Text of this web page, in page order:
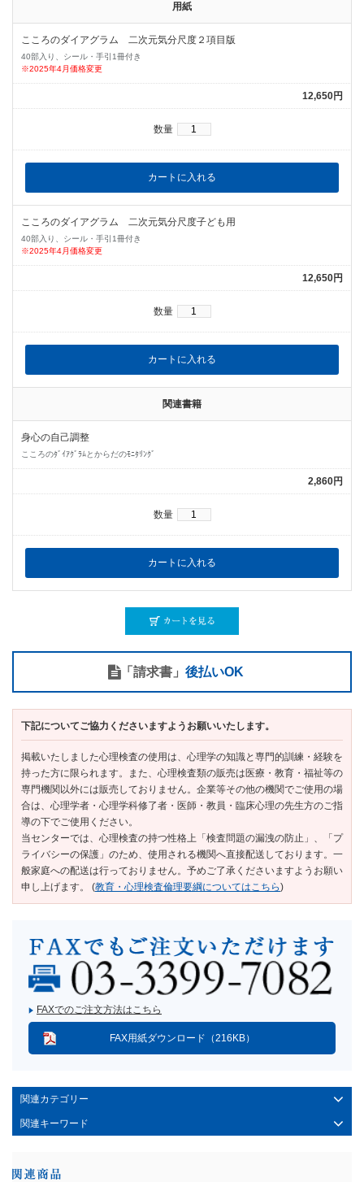
用紙
こころのダイアグラム 二次元気分尺度２項目版
40部入り、シール・手引1冊付き
※2025年4月価格変更
12,650円
数量
こころのダイアグラム 二次元気分尺度子ども用
40部入り、シール・手引1冊付き
※2025年4月価格変更
12,650円
数量
関連書籍
身心の自己調整
こころのﾀﾞｲｱｸﾞﾗﾑとからだのﾓﾆﾀﾘﾝｸﾞ
2,860円
数量
「請求書」 後払いOK
下記についてご協力くださいますようお願いいたします。
掲載いたしました心理検査の使用は、心理学の知識と専門的訓練・経験を
持った方に限られます。また、心理検査類の販売は医療・教育・福祉等の
専門機関以外には販売しておりません。企業等その他の機関でご使用の場
合は、心理学者・心理学科修了者・医師・教員・臨床心理の先生方のご指
導の下でご使用ください。
当センターでは、心理検査の持つ性格上「検査問題の漏洩の防止」、「プ
ライバシーの保護」のため、使用される機関へ直接配送しております。一
般家庭への配送は行っておりません。予めご了承くださいますようお願い
申し上げます。 (教育・心理検査倫理要綱についてはこちら)
FAXでのご注文方法はこちら
FAX用紙ダウンロード（216KB）
関連カテゴリー
関連キーワード